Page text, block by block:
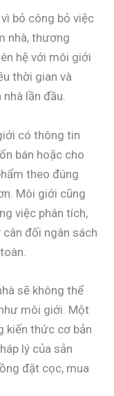
bỏ công bỏ việc
nhà, thương
hệ với môi giới
thời gian và
lần đầu.
có thông tin
bán hoặc cho
theo đúng
Môi giới cũng
việc phân tích,
đối ngân sách
sẽ không thể
môi giới. Một
kiến thức cơ bản
lý của sản
đặt cọc, mua